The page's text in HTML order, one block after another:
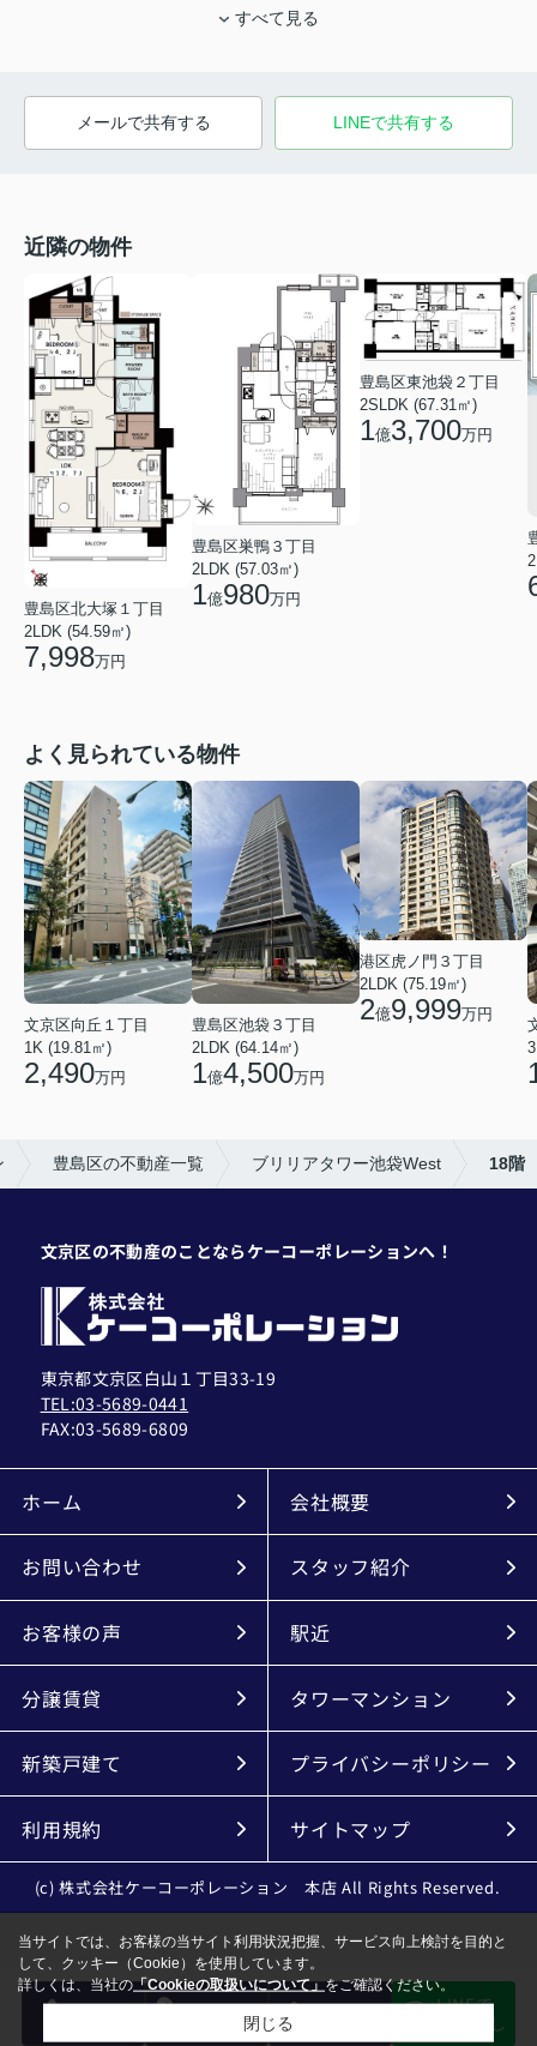
すべて見る
メールで共有する LINEで共有する
近隣の物件
豊島区北大塚１丁目
2LDK (54.59㎡)
7,998万円
豊島区巣鴨３丁目
2LDK (57.03㎡)
1億980万円
豊島区東池袋２丁目
2SLDK (67.31㎡)
1億3,700万円
よく見られている物件
文京区向丘１丁目
1K (19.81㎡)
2,490万円
豊島区池袋３丁目
2LDK (64.14㎡)
1億4,500万円
港区虎ノ門３丁目
2LDK (75.19㎡)
2億9,999万円
豊島区の不動産一覧 ブリリアタワー池袋West 18階
文京区の不動産のことならケーコーポレーションへ！
東京都文京区白山１丁目33-19
TEL:03-5689-0441
FAX:03-5689-6809
ホーム 会社概要
お問い合わせ スタッフ紹介
お客様の声 駅近
分譲賃貸 タワーマンション
新築戸建て プライバシーポリシー
利用規約 サイトマップ
(c) 株式会社ケーコーポレーション 本店 All Rights Reserved.
電話 会員登録 メール
LINEで
物件探し
当サイトでは、お客様の当サイト利用状況把握、サービス向上検討を目的と
して、クッキー（Cookie）を使用しています。
詳しくは、当社の「Cookieの取扱いについて」をご確認ください。
閉じる